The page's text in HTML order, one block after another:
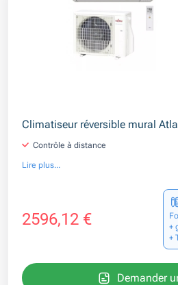
Climatiseur réversible mural
Contrôle à distance
Lire plus...
2596,12 €
+
+
Demander